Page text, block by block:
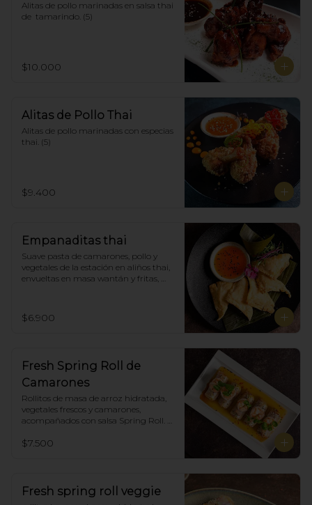
Alitas de pollo marinadas en salsa thai
de  tamarindo. (5)
$10.000
Alitas de Pollo Thai
Alitas de pollo marinadas con especias
thai. (5)
$9.400
Empanaditas thai
Suave pasta de camarones, pollo y
vegetales de la estación en aliños thai,
envueltas en masa wantán y fritas,
$6.900
Fresh Spring Roll de
Camarones
Rollitos de masa de arroz hidratada,
vegetales frescos y camarones,
acompañados con salsa Spring Roll.
$7.500
Fresh spring roll veggie